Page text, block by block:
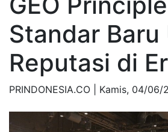
Standar Baru
Reputasi di
PRINDONESIA.CO | Kamis, 04/06/